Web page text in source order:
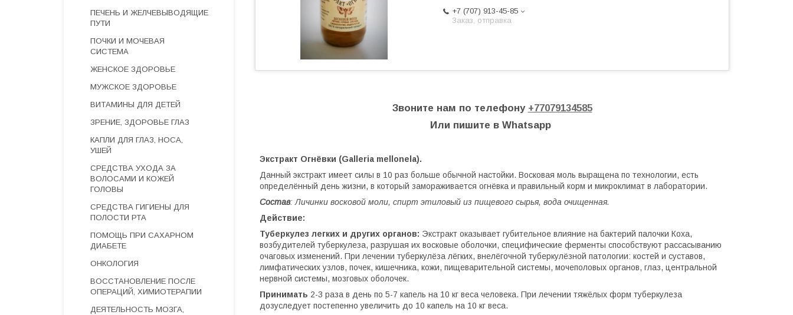
+7 (707) 913-45-85
Заказ, отправка
Звоните нам по телефону +77079134585
Или пишите в Whatsapp
Экстракт Огнёвки (Galleria mellonela).
Данный экстракт имеет силы в 10 раз больше обычной настойки. Восковая моль выращена по технологии, есть
определённый день жизни, в который замораживается огнёвка и правильный корм и микроклимат в лаборатории.
Состав: Личинки восковой моли, спирт этиловый из пищевого сырья, вода очищенная.
Действие:
Туберкулез легких и других органов: Экстракт оказывает губительное влияние на бактерий палочки Коха,
возбудителей туберкулеза, разрушая их восковые оболочки, специфические ферменты способствуют рассасыванию
очаговых изменений. При лечении туберкулёза лёгких, внелёгочной туберкулёзной патологии: костей и суставов,
лимфатических узлов, почек, кишечника, кожи, пищеварительной системы, мочеполовых органов, глаз, центральной
нервной системы, мозговых оболочек.
Принимать 2-3 раза в день по 5-7 капель на 10 кг веса человека. При лечении тяжёлых форм туберкулеза
дозуследует постепенно увеличить до 10 капель на 10 кг веса.
ПЕЧЕНЬ И ЖЕЛЧЕВЫВОДЯЩИЕ
ПУТИ
ПОЧКИ И МОЧЕВАЯ
СИСТЕМА
ЖЕНСКОЕ ЗДОРОВЬЕ
МУЖСКОЕ ЗДОРОВЬЕ
ВИТАМИНЫ ДЛЯ ДЕТЕЙ
ЗРЕНИЕ, ЗДОРОВЬЕ ГЛАЗ
КАПЛИ ДЛЯ ГЛАЗ, НОСА,
УШЕЙ
СРЕДСТВА УХОДА ЗА
ВОЛОСАМИ И КОЖЕЙ
ГОЛОВЫ
СРЕДСТВА ГИГИЕНЫ ДЛЯ
ПОЛОСТИ РТА
ПОМОЩЬ ПРИ САХАРНОМ
ДИАБЕТЕ
ОНКОЛОГИЯ
ВОССТАНОВЛЕНИЕ ПОСЛЕ
ОПЕРАЦИЙ, ХИМИОТЕРАПИИ
ДЕЯТЕЛЬНОСТЬ МОЗГА,